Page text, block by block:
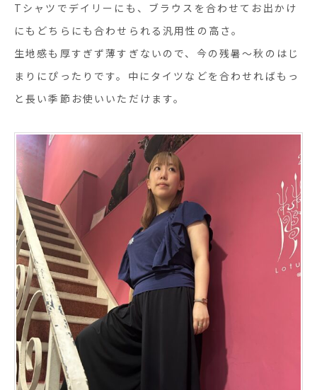
Tシャツでデイリーにも、ブラウスを合わせてお出かけ
にもどちらにも合わせられる汎用性の高さ。
生地感も厚すぎず薄すぎないので、今の残暑〜秋のはじ
まりにぴったりです。中にタイツなどを合わせればもっ
と長い季節お使いいただけます。